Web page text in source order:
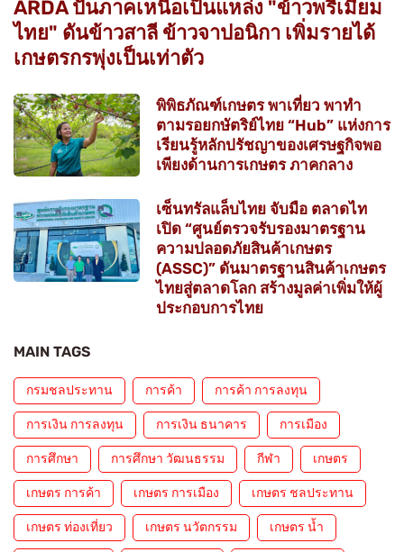
ARDA ปั้นภาคเหนือเป็นแหล่ง "ข้าวพรีเมียม
ไทย" ดันข้าวสาลี ข้าวจาปอนิกา เพิ่มรายได้
เกษตรกรพุ่งเป็นเท่าตัว
พิพิธภัณฑ์เกษตร พาเที่ยว พาทำ
ตามรอยกษัตริย์ไทย “Hub” แห่งการ
เรียนรู้หลักปรัชญาของเศรษฐกิจพอ
เพียงด้านการเกษตร ภาคกลาง
เซ็นทรัลแล็บไทย จับมือ ตลาดไท
เปิด “ศูนย์ตรวจรับรองมาตรฐาน
ความปลอดภัยสินค้าเกษตร
(ASSC)” ดันมาตรฐานสินค้าเกษตร
ไทยสู่ตลาดโลก สร้างมูลค่าเพิ่มให้ผู้
ประกอบการไทย
MAIN TAGS
กรมชลประทาน การค้า การค้า การลงทุน
การเงิน การลงทุน การเงิน ธนาคาร การเมือง
การศึกษา การศึกษา วัฒนธรรม กีฬา เกษตร
เกษตร การค้า เกษตร การเมือง เกษตร ชลประทาน
เกษตร ท่องเที่ยว เกษตร นวัตกรรม เกษตร น้ำ